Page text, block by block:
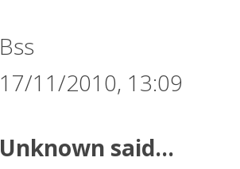
Bss
17/11/2010, 13:09
Unknown said...